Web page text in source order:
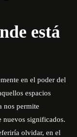
está
en el poder del
espacios
nos permite
nuevos significados.
olvidar, en el